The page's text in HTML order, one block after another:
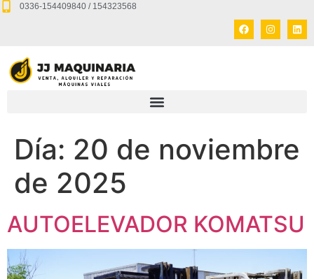
0336-154409840 / 154323568
Día: 20 de noviembre
de 2025
AUTOELEVADOR KOMATSU